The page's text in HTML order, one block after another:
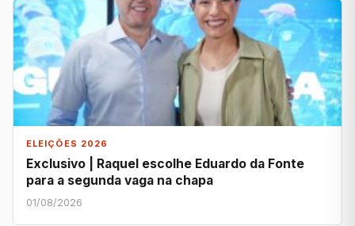
ELEIÇÕES 2026
Exclusivo | Raquel escolhe Eduardo da Fonte
para a segunda vaga na chapa
01/08/2026